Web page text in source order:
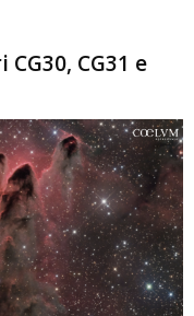
CG31 e